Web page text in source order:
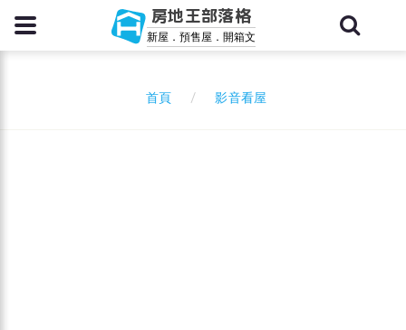
房地王部落格
新屋．預售屋．開箱文
首頁 影音看屋